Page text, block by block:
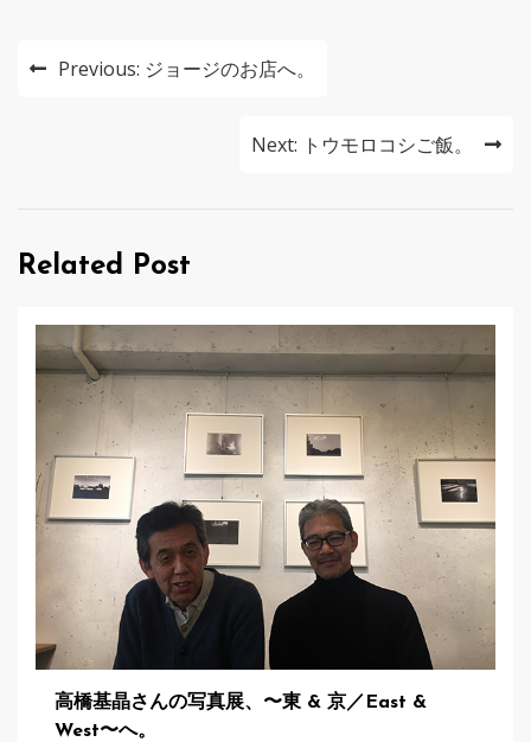
投
ー
ョ
ン
Previous: ジョージのお店へ。
Next: トウモロコシご飯。
Related Post
高橋基晶さんの写真展、〜東 & 京／East &
West〜へ。